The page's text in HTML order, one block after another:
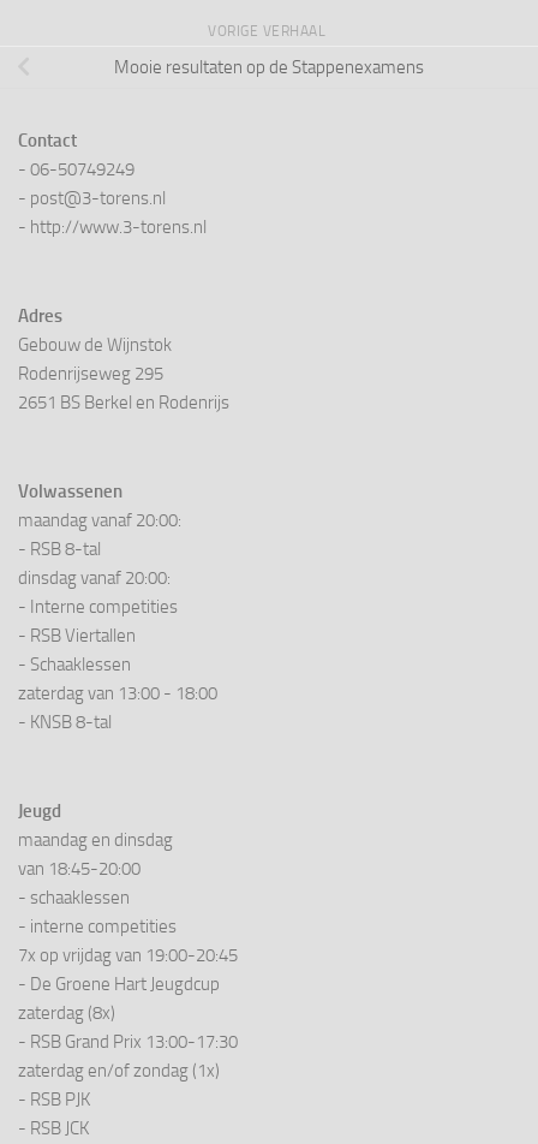
VORIGE VERHAAL
Mooie resultaten op de Stappenexamens
Contact
- 06-50749249
- post@3-torens.nl
- http://www.3-torens.nl
Adres
Gebouw de Wijnstok
Rodenrijseweg 295
2651 BS Berkel en Rodenrijs
Volwassenen
maandag vanaf 20:00:
- RSB 8-tal
dinsdag vanaf 20:00:
- Interne competities
- RSB Viertallen
- Schaaklessen
zaterdag van 13:00 - 18:00
- KNSB 8-tal
Jeugd
maandag en dinsdag
van 18:45-20:00
- schaaklessen
- interne competities
7x op vrijdag van 19:00-20:45
- De Groene Hart Jeugdcup
zaterdag (8x)
- RSB Grand Prix 13:00-17:30
zaterdag en/of zondag (1x)
- RSB PJK
- RSB JCK